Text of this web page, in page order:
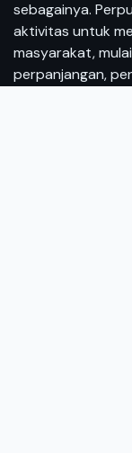
sebagainya.
aktivitas untuk
masyarakat,
perpanjangan,